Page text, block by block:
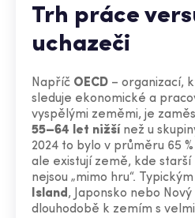
Trh práce
uchazeči
Napříč OECD – organizací,
sleduje ekonomické a
vyspělými zeměmi, je
55–64 let nižší než u
2024 to bylo v průměru 65
ale existují země, kde
nejsou „mimo hru“.
Island , Japonsko nebo
dlouhodobě k zemím s